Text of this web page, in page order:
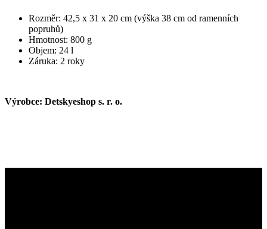
Rozměr: 42,5 x 31 x 20 cm (výška 38 cm od ramenních
popruhů)
Hmotnost: 800 g
Objem: 24 l
Záruka: 2 roky
Výrobce: Detskyeshop s. r. o.